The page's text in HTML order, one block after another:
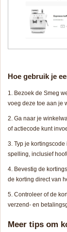
Hoe gebruik je
Bezoek de Smeg
voeg deze toe aan je
Ga naar je
of actiecode kunt
Typ je
spelling, inclusief
Bevestig de
de korting direct van
Controleer of de
verzend- en
Meer tips om